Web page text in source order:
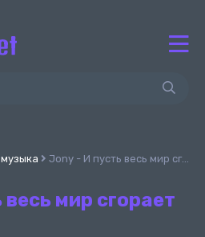
Jony - И пусть весь мир сгорает огнём
весь мир сгорает